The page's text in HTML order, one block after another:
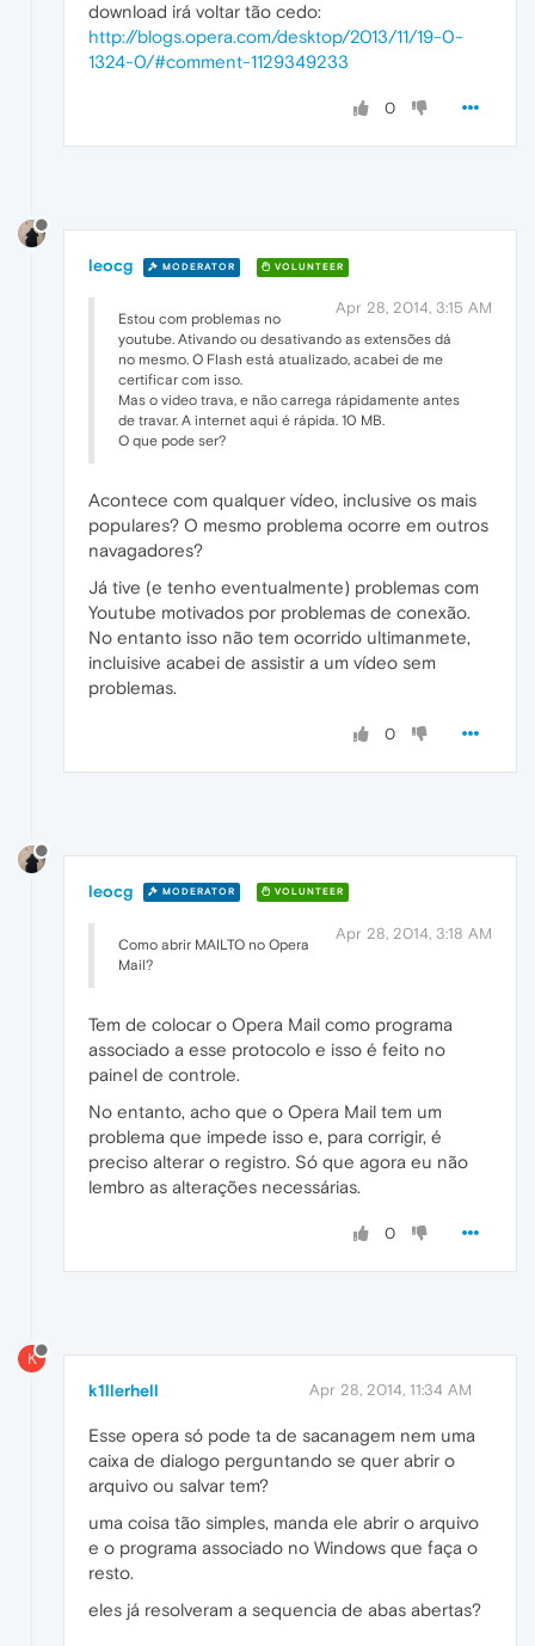
download irá voltar tão cedo:
http://blogs.opera.com/desktop/2013/11/19-0-
1324-0/#comment-1129349233
0
leocg MODERATOR VOLUNTEER
Apr 28, 2014, 3:15 AM
Estou com problemas no
youtube. Ativando ou desativando as extensões dá
no mesmo. O Flash está atualizado, acabei de me
certificar com isso.
Mas o video trava, e não carrega rápidamente antes
de travar. A internet aqui é rápida. 10 MB.
O que pode ser?
Acontece com qualquer vídeo, inclusive os mais
populares? O mesmo problema ocorre em outros
navagadores?
Já tive (e tenho eventualmente) problemas com
Youtube motivados por problemas de conexão.
No entanto isso não tem ocorrido ultimanmete,
incluisive acabei de assistir a um vídeo sem
problemas.
0
leocg MODERATOR VOLUNTEER
Apr 28, 2014, 3:18 AM
Como abrir MAILTO no Opera
Mail?
Tem de colocar o Opera Mail como programa
associado a esse protocolo e isso é feito no
painel de controle.
No entanto, acho que o Opera Mail tem um
problema que impede isso e, para corrigir, é
preciso alterar o registro. Só que agora eu não
lembro as alterações necessárias.
0
K
k1llerhell Apr 28, 2014, 11:34 AM
Esse opera só pode ta de sacanagem nem uma
caixa de dialogo perguntando se quer abrir o
arquivo ou salvar tem?
uma coisa tão simples, manda ele abrir o arquivo
e o programa associado no Windows que faça o
resto.
eles já resolveram a sequencia de abas abertas?